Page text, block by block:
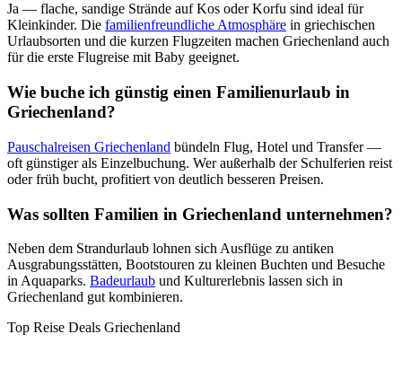
Ja — flache, sandige Strände auf Kos oder Korfu sind ideal für
Kleinkinder. Die familienfreundliche Atmosphäre in griechischen
Urlaubsorten und die kurzen Flugzeiten machen Griechenland auch
für die erste Flugreise mit Baby geeignet.
Wie buche ich günstig einen Familienurlaub in
Griechenland?
Pauschalreisen Griechenland bündeln Flug, Hotel und Transfer —
oft günstiger als Einzelbuchung. Wer außerhalb der Schulferien reist
oder früh bucht, profitiert von deutlich besseren Preisen.
Was sollten Familien in Griechenland unternehmen?
Neben dem Strandurlaub lohnen sich Ausflüge zu antiken
Ausgrabungsstätten, Bootstouren zu kleinen Buchten und Besuche
in Aquaparks. Badeurlaub und Kulturerlebnis lassen sich in
Griechenland gut kombinieren.
Top Reise Deals Griechenland